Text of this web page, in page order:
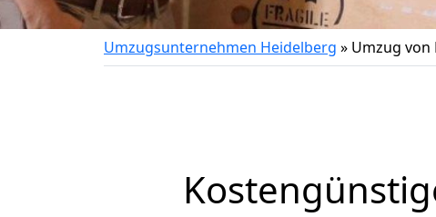
Umzugsunternehmen Heidelberg » Umzug von